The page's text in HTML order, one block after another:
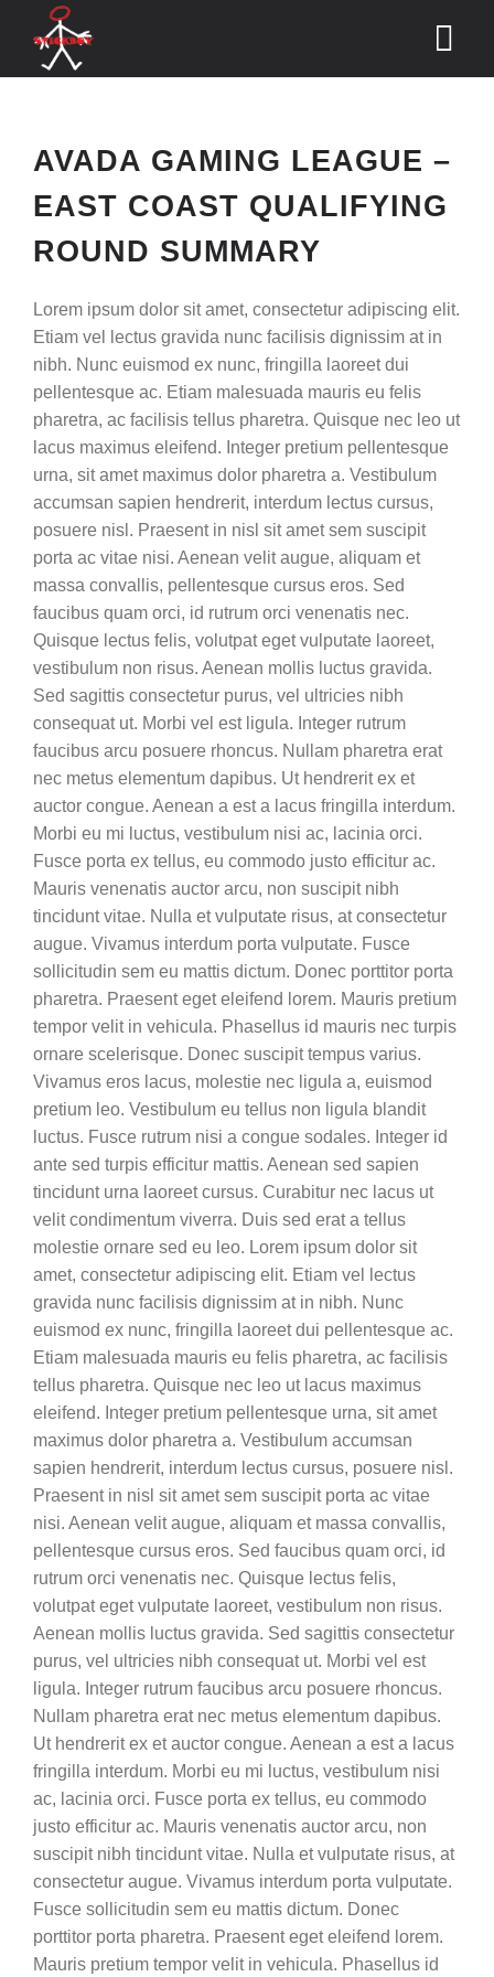
content
TEST n TUNE
Podiums & Pictures
Contact Us
Cart
AVADA GAMING LEAGUE –
EAST COAST QUALIFYING
ROUND SUMMARY
Lorem ipsum dolor sit amet, consectetur adipiscing elit.
Etiam vel lectus gravida nunc facilisis dignissim at in
nibh. Nunc euismod ex nunc, fringilla laoreet dui
pellentesque ac. Etiam malesuada mauris eu felis
pharetra, ac facilisis tellus pharetra. Quisque nec leo ut
lacus maximus eleifend. Integer pretium pellentesque
urna, sit amet maximus dolor pharetra a. Vestibulum
accumsan sapien hendrerit, interdum lectus cursus,
posuere nisl. Praesent in nisl sit amet sem suscipit
porta ac vitae nisi. Aenean velit augue, aliquam et
massa convallis, pellentesque cursus eros. Sed
faucibus quam orci, id rutrum orci venenatis nec.
Quisque lectus felis, volutpat eget vulputate laoreet,
vestibulum non risus. Aenean mollis luctus gravida.
Sed sagittis consectetur purus, vel ultricies nibh
consequat ut. Morbi vel est ligula. Integer rutrum
faucibus arcu posuere rhoncus. Nullam pharetra erat
nec metus elementum dapibus. Ut hendrerit ex et
auctor congue. Aenean a est a lacus fringilla interdum.
Morbi eu mi luctus, vestibulum nisi ac, lacinia orci.
Fusce porta ex tellus, eu commodo justo efficitur ac.
Mauris venenatis auctor arcu, non suscipit nibh
tincidunt vitae. Nulla et vulputate risus, at consectetur
augue. Vivamus interdum porta vulputate. Fusce
sollicitudin sem eu mattis dictum. Donec porttitor porta
pharetra. Praesent eget eleifend lorem. Mauris pretium
tempor velit in vehicula. Phasellus id mauris nec turpis
ornare scelerisque. Donec suscipit tempus varius.
Vivamus eros lacus, molestie nec ligula a, euismod
pretium leo. Vestibulum eu tellus non ligula blandit
luctus. Fusce rutrum nisi a congue sodales. Integer id
ante sed turpis efficitur mattis. Aenean sed sapien
tincidunt urna laoreet cursus. Curabitur nec lacus ut
velit condimentum viverra. Duis sed erat a tellus
molestie ornare sed eu leo. Lorem ipsum dolor sit
amet, consectetur adipiscing elit. Etiam vel lectus
gravida nunc facilisis dignissim at in nibh. Nunc
euismod ex nunc, fringilla laoreet dui pellentesque ac.
Etiam malesuada mauris eu felis pharetra, ac facilisis
tellus pharetra. Quisque nec leo ut lacus maximus
eleifend. Integer pretium pellentesque urna, sit amet
maximus dolor pharetra a. Vestibulum accumsan
sapien hendrerit, interdum lectus cursus, posuere nisl.
Praesent in nisl sit amet sem suscipit porta ac vitae
nisi. Aenean velit augue, aliquam et massa convallis,
pellentesque cursus eros. Sed faucibus quam orci, id
rutrum orci venenatis nec. Quisque lectus felis,
volutpat eget vulputate laoreet, vestibulum non risus.
Aenean mollis luctus gravida. Sed sagittis consectetur
purus, vel ultricies nibh consequat ut. Morbi vel est
ligula. Integer rutrum faucibus arcu posuere rhoncus.
Nullam pharetra erat nec metus elementum dapibus.
Ut hendrerit ex et auctor congue. Aenean a est a lacus
fringilla interdum. Morbi eu mi luctus, vestibulum nisi
ac, lacinia orci. Fusce porta ex tellus, eu commodo
justo efficitur ac. Mauris venenatis auctor arcu, non
suscipit nibh tincidunt vitae. Nulla et vulputate risus, at
consectetur augue. Vivamus interdum porta vulputate.
Fusce sollicitudin sem eu mattis dictum. Donec
porttitor porta pharetra. Praesent eget eleifend lorem.
Mauris pretium tempor velit in vehicula. Phasellus id